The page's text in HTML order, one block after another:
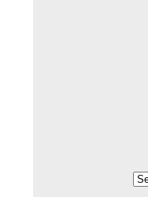
A